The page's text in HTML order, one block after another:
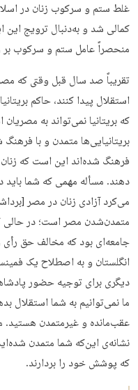
غلط ستم و سرکوب زنان در
کمالی شد و به‌دنبال ترویج این
منحصراً عامل ستم و سرکوب بر
تقریباً صد سال قبل وقتی که
استقلال پیدا کنند، حاکم
که بریتانیا نمی‌تواند به
بریتانیایی‌ها متمدن و با
فرهنگ شده‌اند این است که
دهند. مسأله مهمی که شما باید
می‌کرد آزادی زنان در مصر
متمدن‌شدن مصر است؛ در حالی
جامعه‌ای بود که مخالف حق رأی
انگلستان و به اصطلاح یک
دیگری برای توجیه حضور
ما نمی‌توانیم به شما استقلال
عقب‌مانده و غیر‌متمدن هستید.
نشانه‌ی این‌که شما متمدن
که پوشش خود را بردارند.